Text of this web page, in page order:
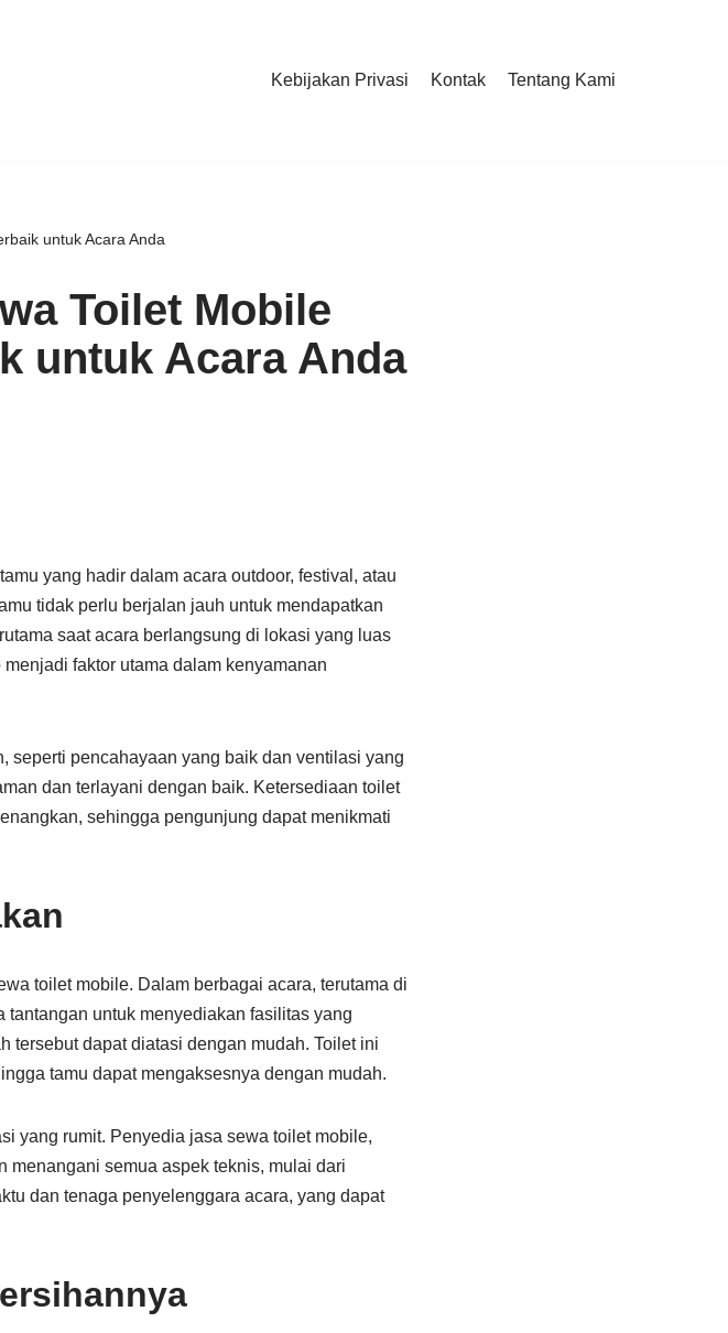
Kebijakan Privasi Kontak Tentang Kami
untuk Acara Anda
Toilet Mobile
untuk Acara Anda
yang hadir dalam acara outdoor, festival, atau
tidak perlu berjalan jauh untuk mendapatkan
saat acara berlangsung di lokasi yang luas
faktor utama dalam kenyamanan
seperti pencahayaan yang baik dan ventilasi yang
dan terlayani dengan baik. Ketersediaan toilet
sehingga pengunjung dapat menikmati
toilet mobile. Dalam berbagai acara, terutama di
untuk menyediakan fasilitas yang
tersebut dapat diatasi dengan mudah. Toilet ini
tamu dapat mengaksesnya dengan mudah.
yang rumit. Penyedia jasa sewa toilet mobile,
menangani semua aspek teknis, mulai dari
dan tenaga penyelenggara acara, yang dapat